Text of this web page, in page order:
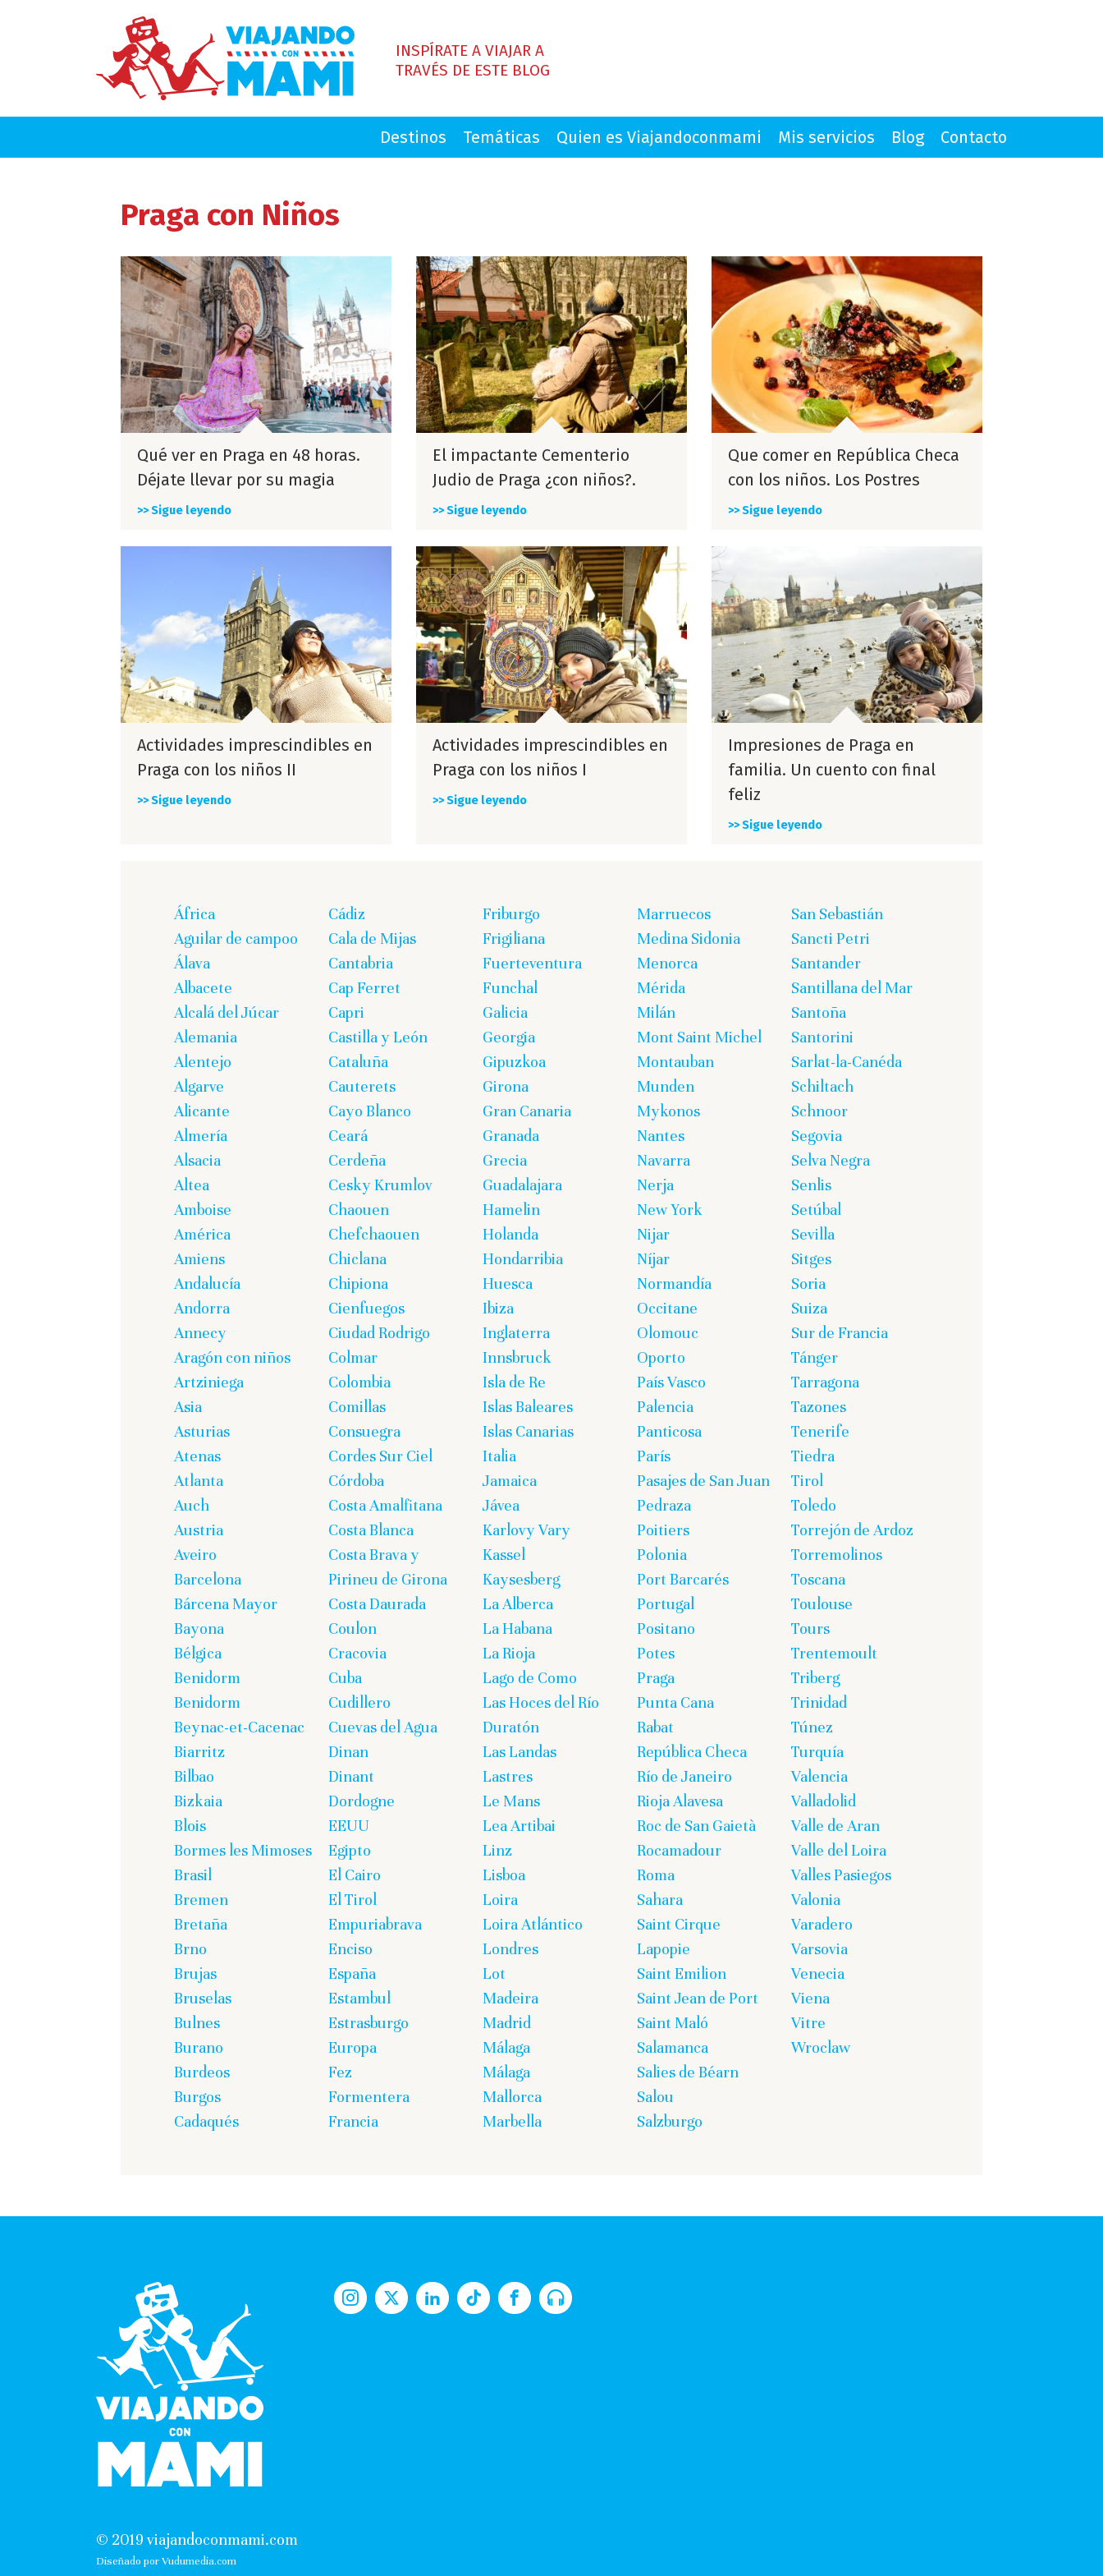
INSPÍRATE A VIAJAR A
TRAVÉS DE ESTE BLOG
Destinos Temáticas Quien es Viajandoconmami Mis servicios Blog Contacto
Praga con Niños
Qué ver en Praga en 48 horas.
Déjate llevar por su magia
>> Sigue leyendo
El impactante Cementerio
Judio de Praga ¿con niños?.
>> Sigue leyendo
Que comer en República Checa
con los niños. Los Postres
>> Sigue leyendo
Actividades imprescindibles en
Praga con los niños II
>> Sigue leyendo
Actividades imprescindibles en
Praga con los niños I
>> Sigue leyendo
Impresiones de Praga en
familia. Un cuento con final
feliz
>> Sigue leyendo
África
Aguilar de campoo
Álava
Albacete
Alcalá del Júcar
Alemania
Alentejo
Algarve
Alicante
Almería
Alsacia
Altea
Amboise
América
Amiens
Andalucía
Andorra
Annecy
Aragón con niños
Artziniega
Asia
Asturias
Atenas
Atlanta
Auch
Austria
Aveiro
Barcelona
Bárcena Mayor
Bayona
Bélgica
Benidorm
Benidorm
Beynac-et-Cacenac
Biarritz
Bilbao
Bizkaia
Blois
Bormes les Mimoses
Brasil
Bremen
Bretaña
Brno
Brujas
Bruselas
Bulnes
Burano
Burdeos
Burgos
Cadaqués
Cádiz
Cala de Mijas
Cantabria
Cap Ferret
Capri
Castilla y León
Cataluña
Cauterets
Cayo Blanco
Ceará
Cerdeña
Cesky Krumlov
Chaouen
Chefchaouen
Chiclana
Chipiona
Cienfuegos
Ciudad Rodrigo
Colmar
Colombia
Comillas
Consuegra
Cordes Sur Ciel
Córdoba
Costa Amalfitana
Costa Blanca
Costa Brava y
Pirineu de Girona
Costa Daurada
Coulon
Cracovia
Cuba
Cudillero
Cuevas del Agua
Dinan
Dinant
Dordogne
EEUU
Egipto
El Cairo
El Tirol
Empuriabrava
Enciso
España
Estambul
Estrasburgo
Europa
Fez
Formentera
Francia
Friburgo
Frigiliana
Fuerteventura
Funchal
Galicia
Georgia
Gipuzkoa
Girona
Gran Canaria
Granada
Grecia
Guadalajara
Hamelin
Holanda
Hondarribia
Huesca
Ibiza
Inglaterra
Innsbruck
Isla de Re
Islas Baleares
Islas Canarias
Italia
Jamaica
Jávea
Karlovy Vary
Kassel
Kaysesberg
La Alberca
La Habana
La Rioja
Lago de Como
Las Hoces del Río
Duratón
Las Landas
Lastres
Le Mans
Lea Artibai
Linz
Lisboa
Loira
Loira Atlántico
Londres
Lot
Madeira
Madrid
Málaga
Málaga
Mallorca
Marbella
Marruecos
Medina Sidonia
Menorca
Mérida
Milán
Mont Saint Michel
Montauban
Munden
Mykonos
Nantes
Navarra
Nerja
New York
Nijar
Níjar
Normandía
Occitane
Olomouc
Oporto
País Vasco
Palencia
Panticosa
París
Pasajes de San Juan
Pedraza
Poitiers
Polonia
Port Barcarés
Portugal
Positano
Potes
Praga
Punta Cana
Rabat
República Checa
Río de Janeiro
Rioja Alavesa
Roc de San Gaietà
Rocamadour
Roma
Sahara
Saint Cirque
Lapopie
Saint Emilion
Saint Jean de Port
Saint Maló
Salamanca
Salies de Béarn
Salou
Salzburgo
San Sebastián
Sancti Petri
Santander
Santillana del Mar
Santoña
Santorini
Sarlat-la-Canéda
Schiltach
Schnoor
Segovia
Selva Negra
Senlis
Setúbal
Sevilla
Sitges
Soria
Suiza
Sur de Francia
Tánger
Tarragona
Tazones
Tenerife
Tiedra
Tirol
Toledo
Torrejón de Ardoz
Torremolinos
Toscana
Toulouse
Tours
Trentemoult
Triberg
Trinidad
Túnez
Turquía
Valencia
Valladolid
Valle de Aran
Valle del Loira
Valles Pasiegos
Valonia
Varadero
Varsovia
Venecia
Viena
Vitre
Wroclaw
© 2019 viajandoconmami.com
Diseñado por Vudumedia.com